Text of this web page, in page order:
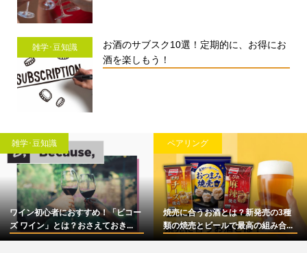
雑学･豆知識
お酒のサブスク10選！定期的に、お得にお
酒を楽しもう！
雑学･豆知識
ワイン初心者におすすめ！「ビコー
ズ ワイン」とは？おさえておき...
ペアリング
焼売に合うお酒とは？新発売の3種
類の焼売とビールで最高の組み合...